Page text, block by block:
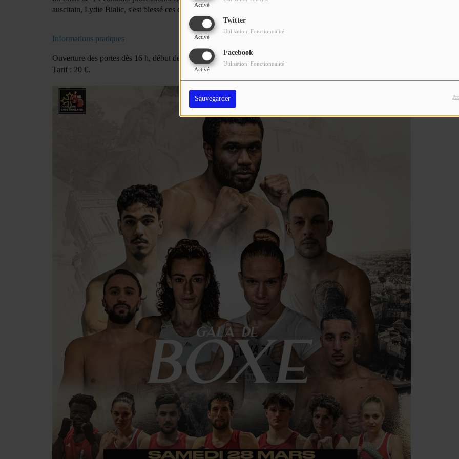
Activé
Twitter
Activé
Utilisation: Fonctionnalité
Facebook
Activé
Utilisation: Fonctionnalité
Sauvegarder
auscitain, Lydie Bialic, s'est blessé ces dernières semaines et ne pourra pas combattre ce samedi.
Informations pratiques
Ouverture des portes dès 16 h, début des combats professionnels à partir de 20 h.
Tarif : 20 €.